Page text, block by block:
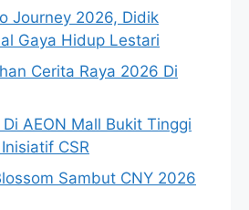
Journey 2026, Didik
Gaya Hidup Lestari
Cerita Raya 2026 Di
AEON Mall Bukit Tinggi
CSR
Sambut CNY 2026